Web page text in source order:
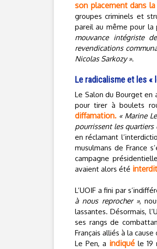
son placement dans
groupes criminels et
pareil au même pour la
mouvance intégriste
revendications
Nicolas Sarkozy ».
Le radicalisme et les «
Le Salon du Bourget en
pour tirer à boulets
diffamation. « Marine
pourrissent les
en réclamant
musulmans de France
campagne
avaient alors été
L’UOIF a fini par
à nous reprocher »,
lassantes. Désormais,
ses rangs de
Français alliés à la
Le Pen, a indiquéle 19